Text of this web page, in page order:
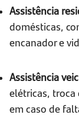
Assistência
domésticas,
encanador e
Assistência
elétricas,
em caso de